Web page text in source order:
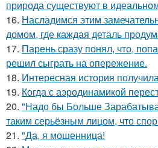
природа существуют в
16. Насладимся этим
домом, где каждая деталь
17. Парень сразу понял, что,
решил сыграть на опережение.
18. Интересная история
19. Когда с аэродинамикой
20. "Надо бы Больше
таким серьёзным лицом, что
21. "Да, я мошенница!